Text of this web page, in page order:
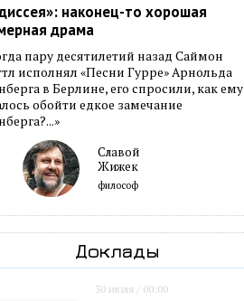
наконец-то хорошая
драма
пару десятилетий назад Саймон
исполнял «Песни Гурре» Арнольда
в Берлине, его спросили, как ему
обойти едкое замечание
Славой
Жижек
философ
Доклады
30 июля / 00:00